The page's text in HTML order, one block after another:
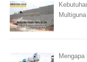
Multiguna